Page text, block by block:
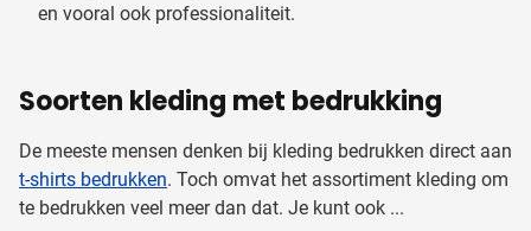
en vooral ook professionaliteit.
Soorten kleding met bedrukking
De meeste mensen denken bij kleding bedrukken direct aan
t-shirts bedrukken. Toch omvat het assortiment kleding om
te bedrukken veel meer dan dat. Je kunt ook ...